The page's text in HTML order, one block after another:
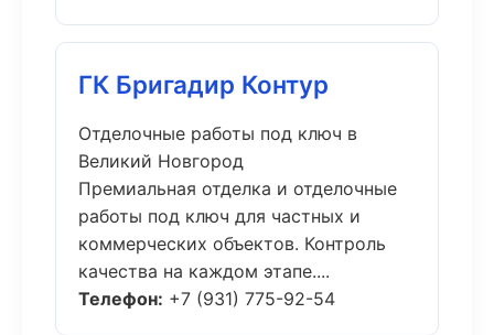
ГК Бригадир Контур
Отделочные работы под ключ в
Великий Новгород
Премиальная отделка и отделочные
работы под ключ для частных и
коммерческих объектов. Контроль
качества на каждом этапе....
Телефон: +7 (931) 775-92-54